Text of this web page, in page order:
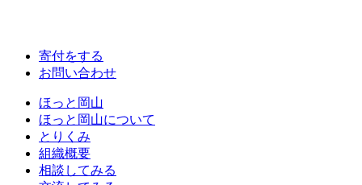
寄付をする
お問い合わせ
ほっと岡山
ほっと岡山について
とりくみ
組織概要
相談してみる